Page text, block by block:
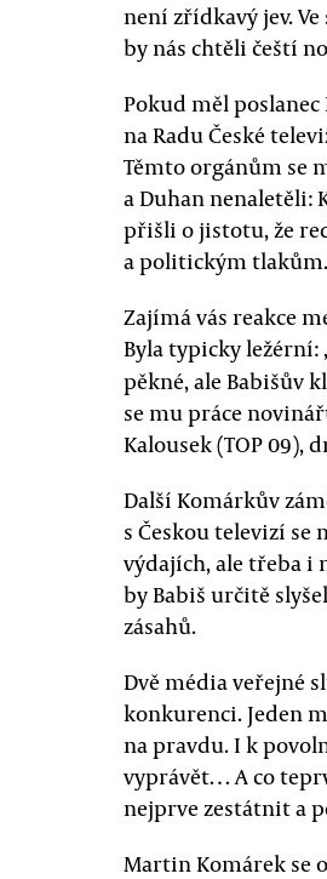
není zřídkavý jev.
by nás chtěli čeští
Pokud měl
na Radu České
Těmto orgánům se
a Duhan
přišli o jistotu, že
a politickým tlakům.
Zajímá vás reakce
Byla typicky ležérní:
pěkné, ale Babišův
se mu práce
Kalousek (TOP 09),
Další Komárkův
s Českou televizí
výdajích, ale třeba i
by Babiš určitě
zásahů.
Dvě média veřejné
konkurenci. Jeden
na pravdu. I k
vyprávět… A co
nejprve zestátnit a
Martin Komárek se